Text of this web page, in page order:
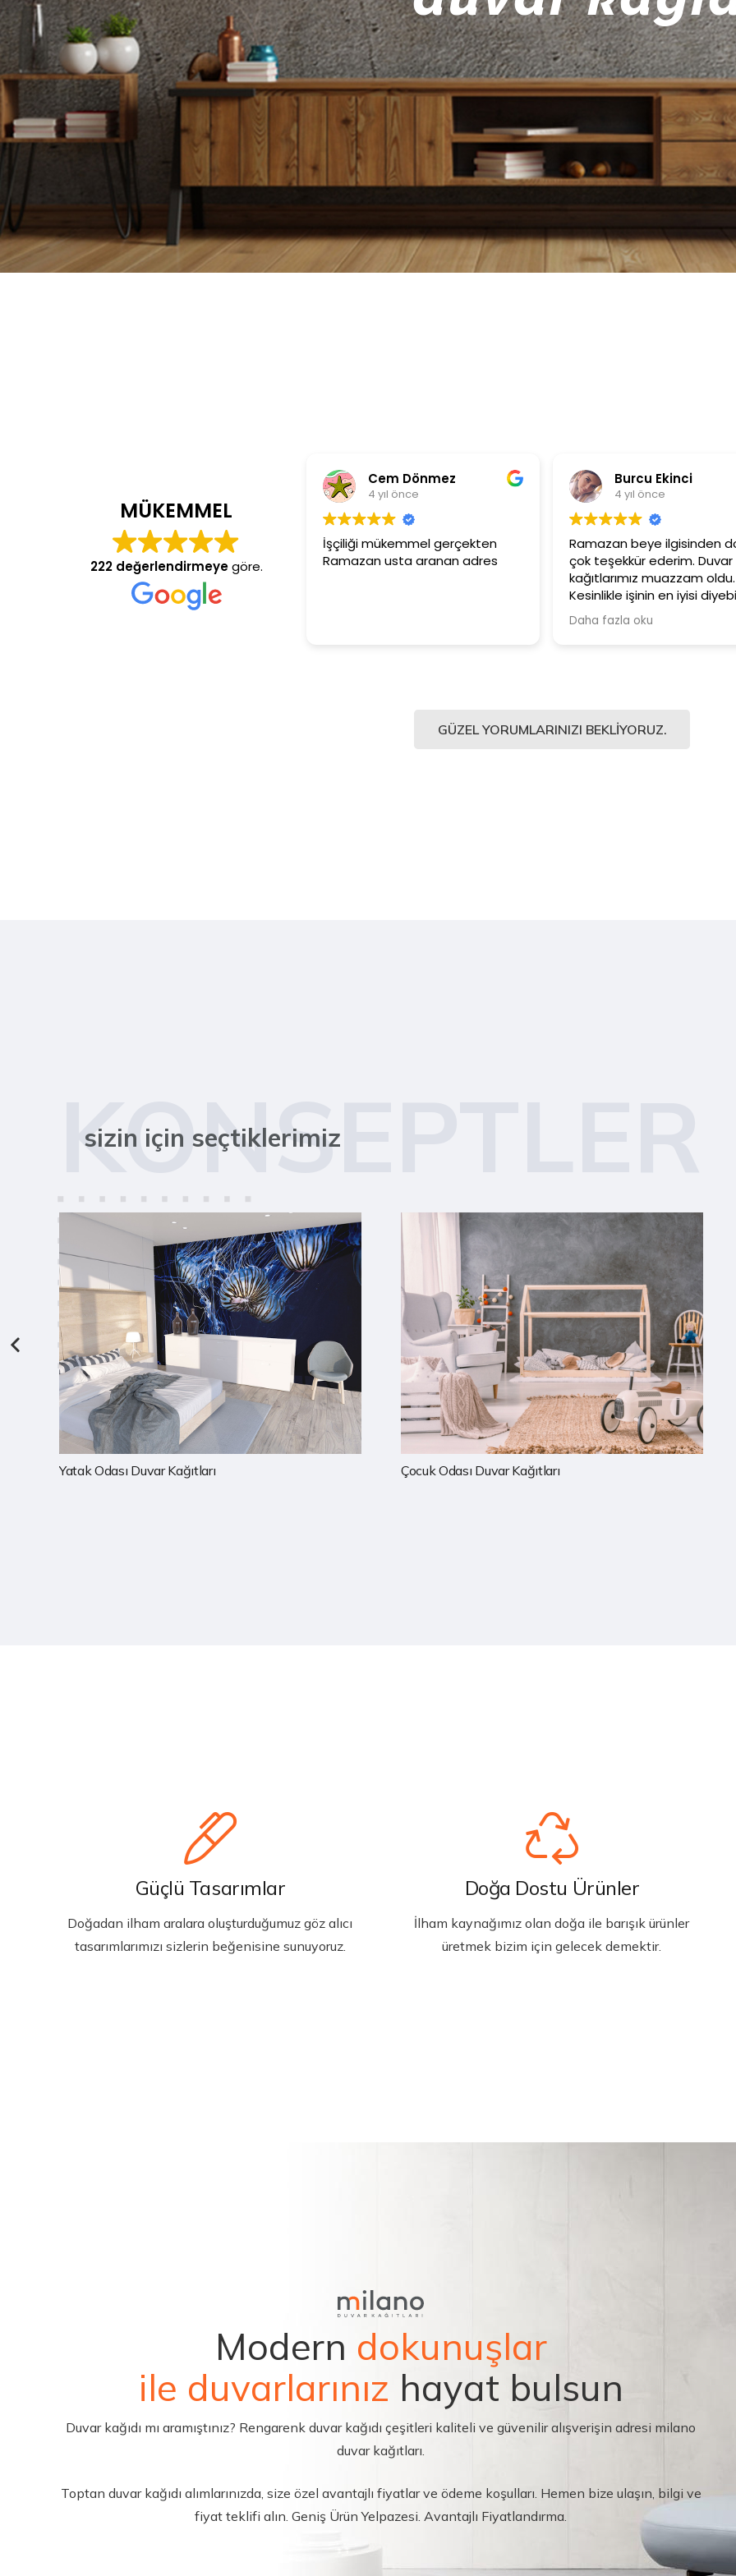
MÜKEMMEL
222 değerlendirmeyegöre.
Cem Dönmez
İşçiliği mükemmel gerçekten
Ramazan usta aranan adres
Burcu Ekinci
Ramazan beye ilgisinden dolayı
çok teşekkür ederim. Duvar
kağıtlarımız muazzam oldu.
Kesinlikle işinin en iyisi diyebilirim.
Şiddetle tavsiye ediyorum.
Güler
GÜZEL YORUMLARINIZI BEKLIYORUZ.
KONSEPTLER
sizin için seçtiklerimiz
Çocuk Odası Duvar Kağıtları Mutfak Duvar Kağıtları
Güçlü Tasarımlar
Doğadan ilham aralara oluşturduğumuz göz alıcı
tasarımlarımızı sizlerin beğenisine sunuyoruz.
Doğa Dostu Ürünler
İlham kaynağımız olan doğa ile barışık ürünler
üretmek bizim için gelecek demektir.
Modern dokunuşlar
ile duvarlarınız hayat bulsun
Duvar kağıdı mı aramıştınız? Rengarenk duvar kağıdı çeşitleri kaliteli ve güvenilir alışverişin adresi milano
duvar kağıtları.
Toptan duvar kağıdı alımlarınızda, size özel avantajlı fiyatlar ve ödeme koşulları. Hemen bize ulaşın, bilgi ve
fiyat teklifi alın. Geniş Ürün Yelpazesi. Avantajlı Fiyatlandırma.